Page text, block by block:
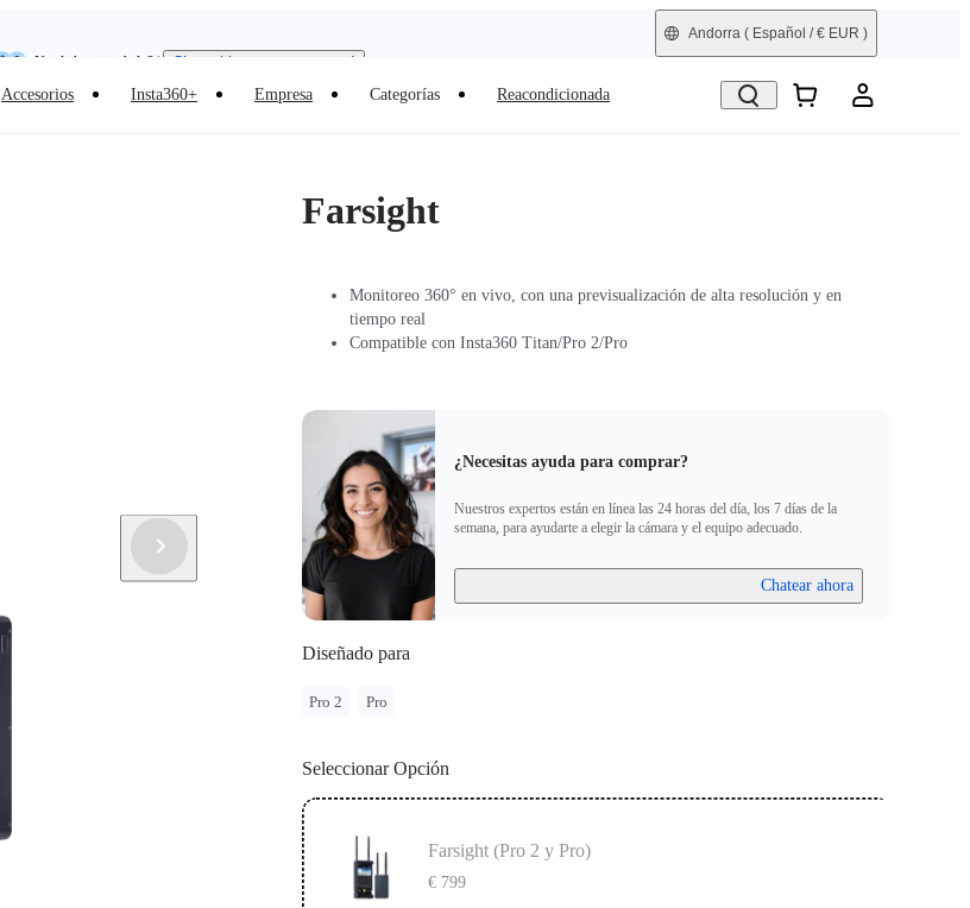
Need shopping help? | Chat with our experts now!
Andorra ( Español / € EUR )
Accesorios Insta360+ Empresa Categorías Reacondicionada
Farsight
Monitoreo 360° en vivo, con una previsualización de alta resolución y en
tiempo real
Compatible con Insta360 Titan/Pro 2/Pro
¿Necesitas ayuda para comprar?
Nuestros expertos están en línea las 24 horas del día, los 7 días de la
semana, para ayudarte a elegir la cámara y el equipo adecuado.
Chatear ahora
Diseñado para
Pro 2 Pro
Seleccionar Opción
Farsight (Pro 2 y Pro)
€ 799